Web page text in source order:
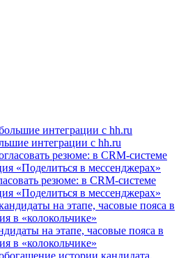
интеграции с hh.ru
резюме: в CRM-системе
«Поделиться в мессенджерах»
на этапе, часовые пояса в
в «колокольчике»